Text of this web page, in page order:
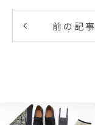
前の記事